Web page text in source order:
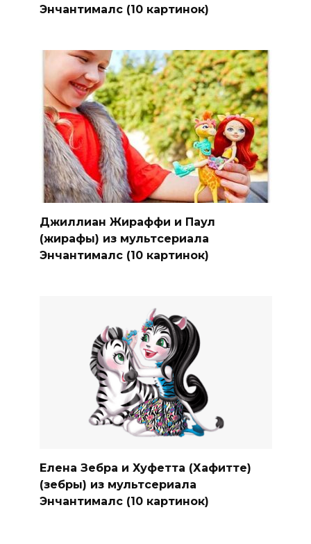
Энчантималс (10 картинок)
Джиллиан Жираффи и Паул
(жирафы) из мультсериала
Энчантималс (10 картинок)
Елена Зебра и Хуфетта (Хафитте)
(зебры) из мультсериала
Энчантималс (10 картинок)